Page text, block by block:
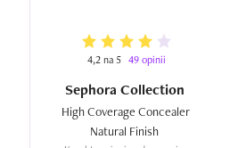
4,2 na 5 49 opinii
Sephora Collection
High Coverage Concealer